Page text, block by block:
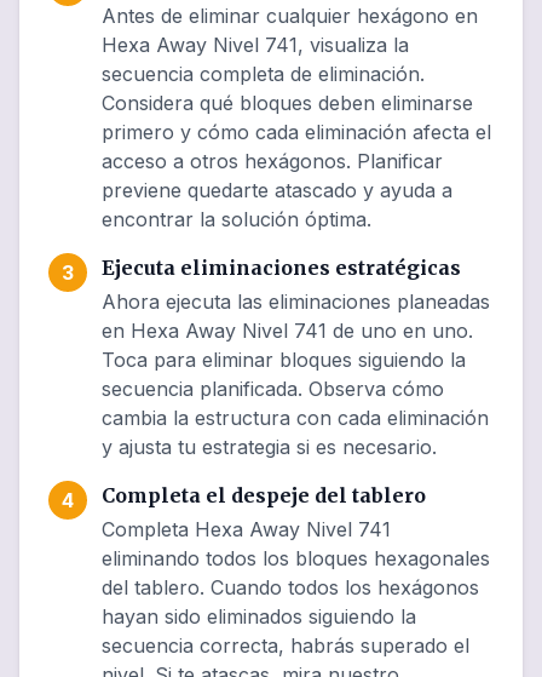
Antes de eliminar cualquier hexágono en
Hexa Away Nivel 741, visualiza la
secuencia completa de eliminación.
Considera qué bloques deben eliminarse
primero y cómo cada eliminación afecta el
acceso a otros hexágonos. Planificar
previene quedarte atascado y ayuda a
encontrar la solución óptima.
3
Ejecuta eliminaciones estratégicas
Ahora ejecuta las eliminaciones planeadas
en Hexa Away Nivel 741 de uno en uno.
Toca para eliminar bloques siguiendo la
secuencia planificada. Observa cómo
cambia la estructura con cada eliminación
y ajusta tu estrategia si es necesario.
4
Completa el despeje del tablero
Completa Hexa Away Nivel 741
eliminando todos los bloques hexagonales
del tablero. Cuando todos los hexágonos
hayan sido eliminados siguiendo la
secuencia correcta, habrás superado el